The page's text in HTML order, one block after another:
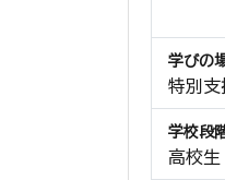
学びの
特別支
学校段
高校生